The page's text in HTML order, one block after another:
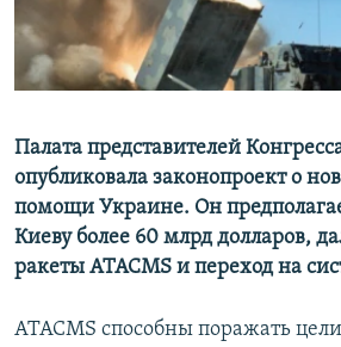
Палата представителей
опубликовала законопроект о
помощи Украине. Он
Киеву более 60 млрд долларов,
ракеты ATACMS и переход на
ATACMS способны поражать